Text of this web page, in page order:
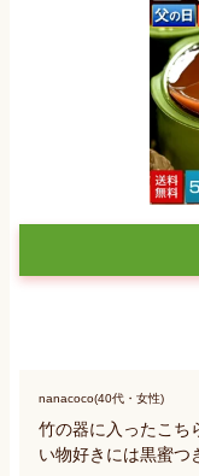
nanacoco(40代・女性)
竹の器に入ったこち
い物好きには黒蜜つ